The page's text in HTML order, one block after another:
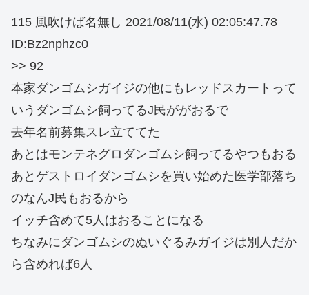
115 風吹けば名無し 2021/08/11(水) 02:05:47.78
ID:Bz2nphzc0
>> 92
本家ダンゴムシガイジの他にもレッドスカートって
いうダンゴムシ飼ってるJ民ががおるで
去年名前募集スレ立ててた
あとはモンテネグロダンゴムシ飼ってるやつもおる
あとゲストロイダンゴムシを買い始めた医学部落ち
のなんJ民もおるから
イッチ含めて5人はおることになる
ちなみにダンゴムシのぬいぐるみガイジは別人だか
ら含めれば6人